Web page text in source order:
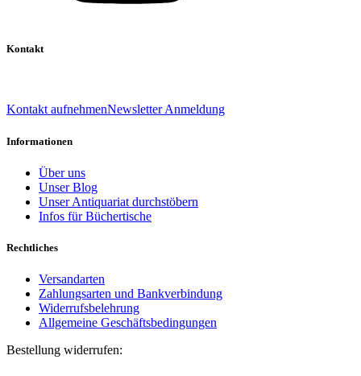
Kontakt
Kontakt aufnehmenNewsletter Anmeldung
Informationen
Über uns
Unser Blog
Unser Antiquariat durchstöbern
Infos für Büchertische
Rechtliches
Versandarten
Zahlungsarten und Bankverbindung
Widerrufsbelehrung
Allgemeine Geschäftsbedingungen
Bestellung widerrufen: